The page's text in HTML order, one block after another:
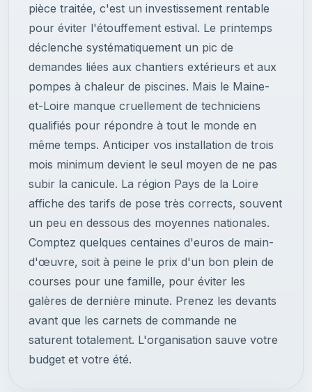
pièce traitée, c'est un investissement rentable
pour éviter l'étouffement estival. Le printemps
déclenche systématiquement un pic de
demandes liées aux chantiers extérieurs et aux
pompes à chaleur de piscines. Mais le Maine-
et-Loire manque cruellement de techniciens
qualifiés pour répondre à tout le monde en
même temps. Anticiper vos installation de trois
mois minimum devient le seul moyen de ne pas
subir la canicule. La région Pays de la Loire
affiche des tarifs de pose très corrects, souvent
un peu en dessous des moyennes nationales.
Comptez quelques centaines d'euros de main-
d'œuvre, soit à peine le prix d'un bon plein de
courses pour une famille, pour éviter les
galères de dernière minute. Prenez les devants
avant que les carnets de commande ne
saturent totalement. L'organisation sauve votre
budget et votre été.